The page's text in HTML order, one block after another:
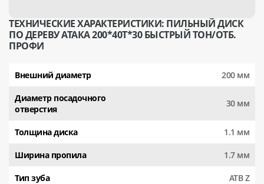
ТЕХНИЧЕСКИЕ ХАРАКТЕРИСТИКИ: ПИЛЬНЫЙ ДИСК
ПО ДЕРЕВУ АТАКА 200*40T*30 БЫСТРЫЙ ТОН/ОТБ.
ПРОФИ
Внешний диаметр 200 мм
Диаметр посадочного
отверстия
30 мм
Толщина диска 1.1 мм
Ширина пропила 1.7 мм
Тип зуба АТВ Z